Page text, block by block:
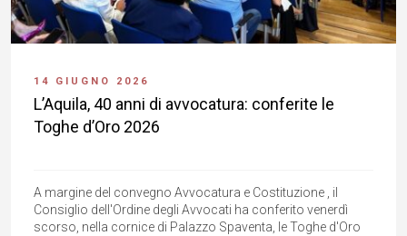
14 GIUGNO 2026
L’Aquila, 40 anni di avvocatura: conferite le
Toghe d’Oro 2026
A margine del convegno Avvocatura e Costituzione , il
Consiglio dell'Ordine degli Avvocati ha conferito venerdì
scorso, nella cornice di Palazzo Spaventa, le Toghe d'Oro